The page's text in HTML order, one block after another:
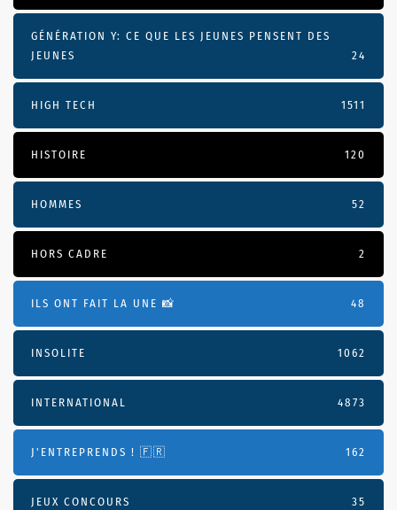
GÉNÉRATION Y: CE QUE LES JEUNES PENSENT DES
JEUNES
24
HIGH TECH 1511
HISTOIRE 120
HOMMES 52
HORS CADRE 2
ILS ONT FAIT LA UNE 📸 48
INSOLITE 1062
INTERNATIONAL 4873
J'ENTREPRENDS ! 🇫🇷 162
JEUX CONCOURS 35